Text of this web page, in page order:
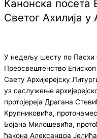
Канонска посета
Светог Ахилија
У недељу шесту по
Преосвештенство
Свету Архијерејску
уз саслужење
протојереја Драгана
Крупниковића,
Бојана Милошевића,
ђакона Александра